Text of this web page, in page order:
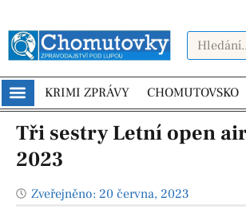
KRIMI ZPRÁVY CHOMUTOVSKO
Tři sestry Letní open
2023
Zveřejněno: 20 června, 2023